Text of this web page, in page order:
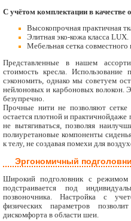
С учётом комплектации в качестве
Высокопрочная практичная
Элитная эко-кожа класса LUX.
Мебельная сетка
Представленные в нашем
стоимость кресла.
сэкономить, однако мы советуем
нейлоновых и карбоновых волокон.
безупречно.
Прочные нити не позволяют сетке
остается плотной и практичнойдаже
не вытягиваться, позволяя
полиуретановые компоненты
к телу, не создавая помехи для
Эргономичный
Широкий подголовник с режимом
подстраивается под
позвоночника. Настройка с
физических параметров
дискомфорта в области шеи.